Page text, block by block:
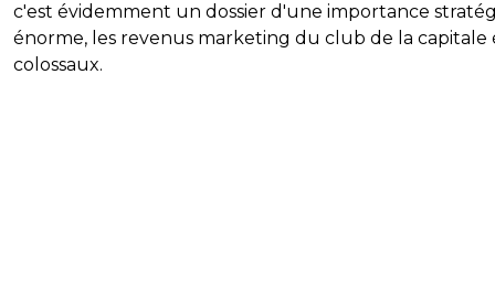
c'est évidemment un dossier d'une importance
énorme, les revenus marketing du club de la capitale
colossaux.